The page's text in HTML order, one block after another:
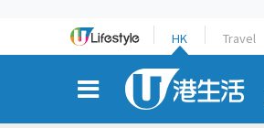
HK Travel